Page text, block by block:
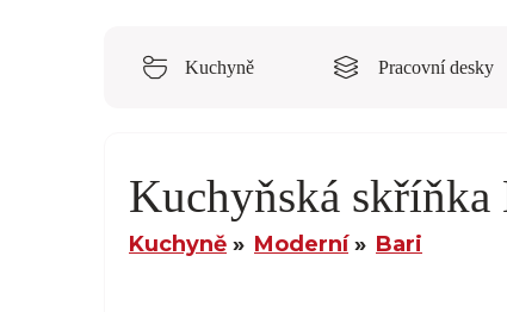
Kuchyně Pracovní desky
Kuchyňská
Kuchyně Moderní Bari